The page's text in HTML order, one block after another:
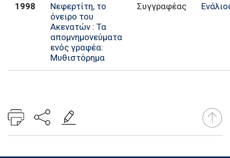
1998
Νεφερτίτη, το
όνειρο του
Ακενατών : Τα
απομνημονεύματα
ενός γραφέα:
Μυθιστόρημα
Συγγραφέας